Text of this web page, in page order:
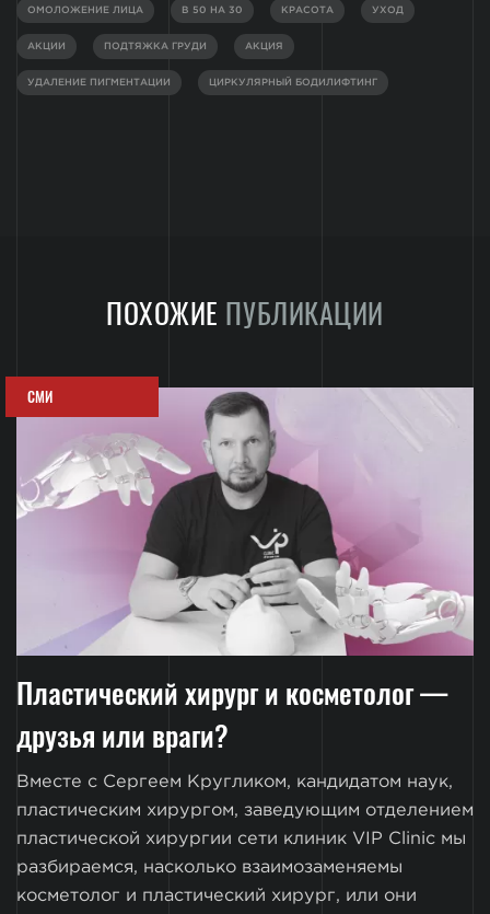
ОМОЛОЖЕНИЕ ЛИЦА В 50 НА 30 КРАСОТА УХОД
АКЦИИ ПОДТЯЖКА ГРУДИ АКЦИЯ
УДАЛЕНИЕ ПИГМЕНТАЦИИ ЦИРКУЛЯРНЫЙ БОДИЛИФТИНГ
ПОХОЖИЕ ПУБЛИКАЦИИ
СМИ
Пластический хирург и косметолог —
друзья или враги?
Вместе с Сергеем Кругликом, кандидатом наук,
пластическим хирургом, заведующим отделением
пластической хирургии сети клиник VIP Clinic мы
разбираемся, насколько взаимозаменяемы
косметолог и пластический хирург, или они